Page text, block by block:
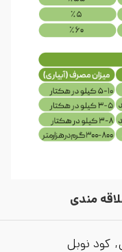
مندی
, کود نوبل